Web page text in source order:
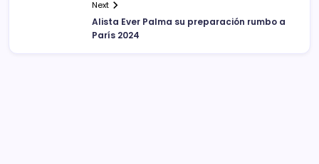
Next
Alista Ever Palma su preparación rumbo a
París 2024